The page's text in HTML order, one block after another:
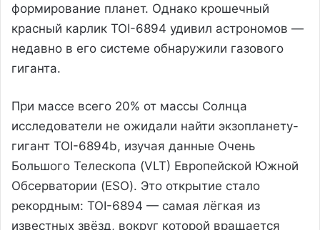
формирование планет. Однако крошечный
красный карлик TOI-6894 удивил астрономов —
недавно в его системе обнаружили газового
гиганта.
При массе всего 20% от массы Солнца
исследователи не ожидали найти экзопланету-
гигант TOI-6894b, изучая данные Очень
Большого Телескопа (VLT) Европейской Южной
Обсерватории (ESO). Это открытие стало
рекордным: TOI-6894 — самая лёгкая из
известных звёзд, вокруг которой вращается